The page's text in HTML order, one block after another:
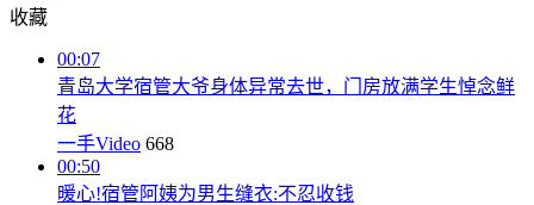
收藏
00:07
青岛大学宿管大爷身体异常去世，门房放满学生悼念鲜
花
一手Video 668
00:50
暖心!宿管阿姨为男生缝衣:不忍收钱